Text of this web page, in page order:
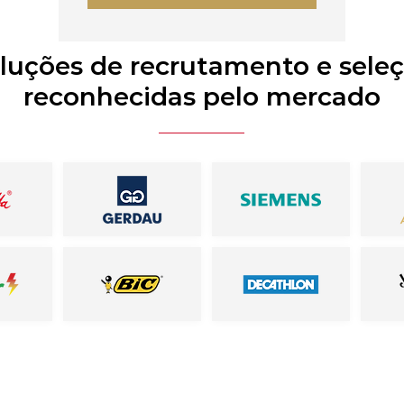
de recrutamento e
reconhecidas pelo mercado